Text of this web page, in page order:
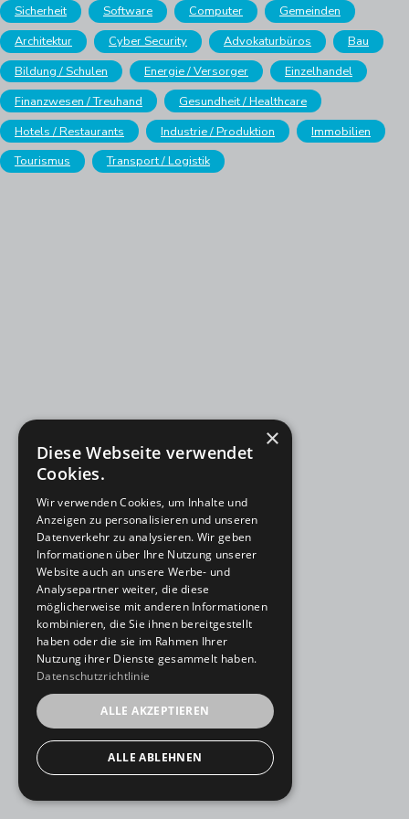
Sicherheit Software Computer
Gemeinden
Architektur
Cyber Security Advokaturbüros
Bau
Bildung / Schulen
Energie / Versorger
Einzelhandel
Finanzwesen / Treuhand
Gesundheit / Healthcare
Hotels / Restaurants
Industrie / Produktion
Immobilien
Tourismus
Transport / Logistik
×
Diese Webseite verwendet
Cookies.
Wir verwenden Cookies, um Inhalte und
Anzeigen zu personalisieren und unseren
Datenverkehr zu analysieren. Wir geben
Informationen über Ihre Nutzung unserer
Website auch an unsere Werbe- und
Analysepartner weiter, die diese
möglicherweise mit anderen Informationen
kombinieren, die Sie ihnen bereitgestellt
haben oder die sie im Rahmen Ihrer
Nutzung ihrer Dienste gesammelt haben.
Datenschutzrichtlinie
ALLE AKZEPTIEREN
ALLE ABLEHNEN